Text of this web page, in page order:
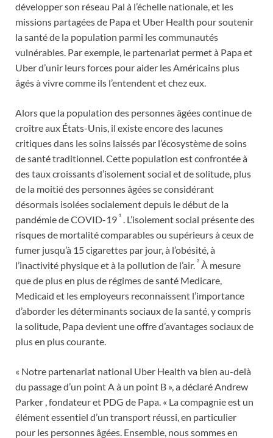
développer son réseau Pal à l’échelle nationale, et les
missions partagées de Papa et Uber Health pour soutenir
la santé de la population parmi les communautés
vulnérables. Par exemple, le partenariat permet à Papa et
Uber d’unir leurs forces pour aider les Américains plus
âgés à vivre comme ils l’entendent et chez eux.
Alors que la population des personnes âgées continue de
croître aux États-Unis, il existe encore des lacunes
critiques dans les soins laissés par l’écosystème de soins
de santé traditionnel. Cette population est confrontée à
des taux croissants d’isolement social et de solitude, plus
de la moitié des personnes âgées se considérant
désormais isolées socialement depuis le début de la
pandémie de COVID-19 ¹ . L’isolement social présente des
risques de mortalité comparables ou supérieurs à ceux de
fumer jusqu’à 15 cigarettes par jour, à l’obésité, à
l’inactivité physique et à la pollution de l’air. ² À mesure
que de plus en plus de régimes de santé Medicare,
Medicaid et les employeurs reconnaissent l’importance
d’aborder les déterminants sociaux de la santé, y compris
la solitude, Papa devient une offre d’avantages sociaux de
plus en plus courante.
« Notre partenariat national Uber Health va bien au-delà
du passage d’un point A à un point B », a déclaréAndrew
Parker , fondateur et PDG de Papa. « La compagnie est un
élément essentiel d’un transport réussi, en particulier
pour les personnes âgées. Ensemble, nous sommes en